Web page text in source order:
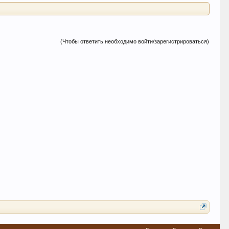
(Чтобы ответить необходимо войти/зарегистрироваться)